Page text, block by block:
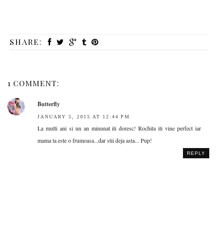
SHARE:
1 COMMENT:
Butterfly
JANUARY 5, 2015 AT 12:44 PM
La multi ani si un an minunat iti doresc! Rochita iti vine perfect iar
mama ta este o frumoasa...dar stii deja asta... Pup!
REPLY